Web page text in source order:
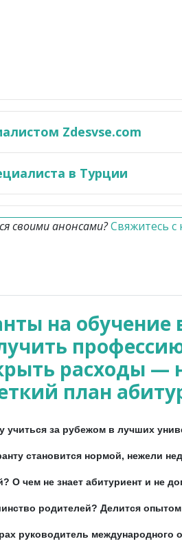
Zdesvse.com
в Турции
своими анонсами?Свяжитесь
на обучение
расходы —
план
учиться за рубежом в лучших
становится нормой, нежели
О чем не знает абитуриент и не
родителей? Делится
руководитель международного